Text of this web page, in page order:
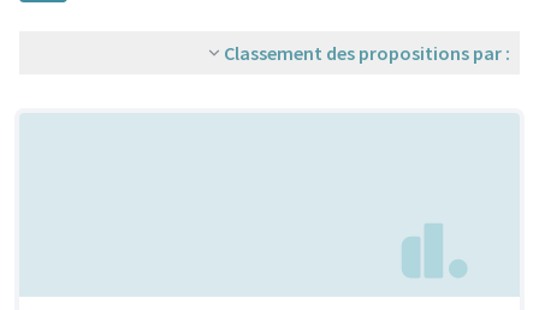
Classement des propositions par :